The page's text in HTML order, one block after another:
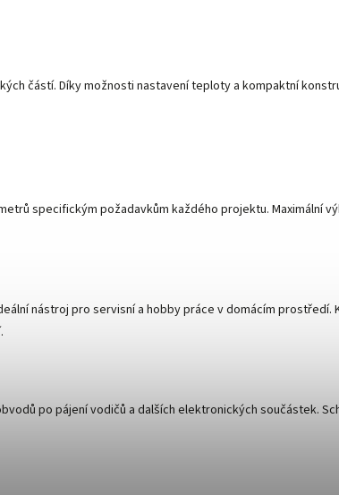
částí. Díky možnosti nastavení teploty a kompaktní
specifickým požadavkům každého projektu. Maximální
nástroj pro servisní a hobby práce v domácím prostředí.
po pájení vodičů a dalších elektronických součástek.